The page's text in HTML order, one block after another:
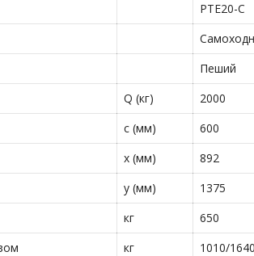
PTE20-C
Пеший
Q (кг)
2000
c (мм)
600
x (мм)
892
y (мм) 1375
кг
650
кг
1010/1640